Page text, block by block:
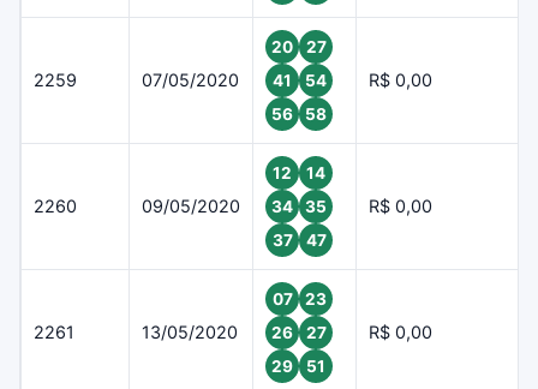
2259 07/05/2020
20
27
41
54
56
58
R$ 0,00
2260 09/05/2020
12
14
34
35
37
47
R$ 0,00
2261 13/05/2020
07
23
26
27
29
51
R$ 0,00